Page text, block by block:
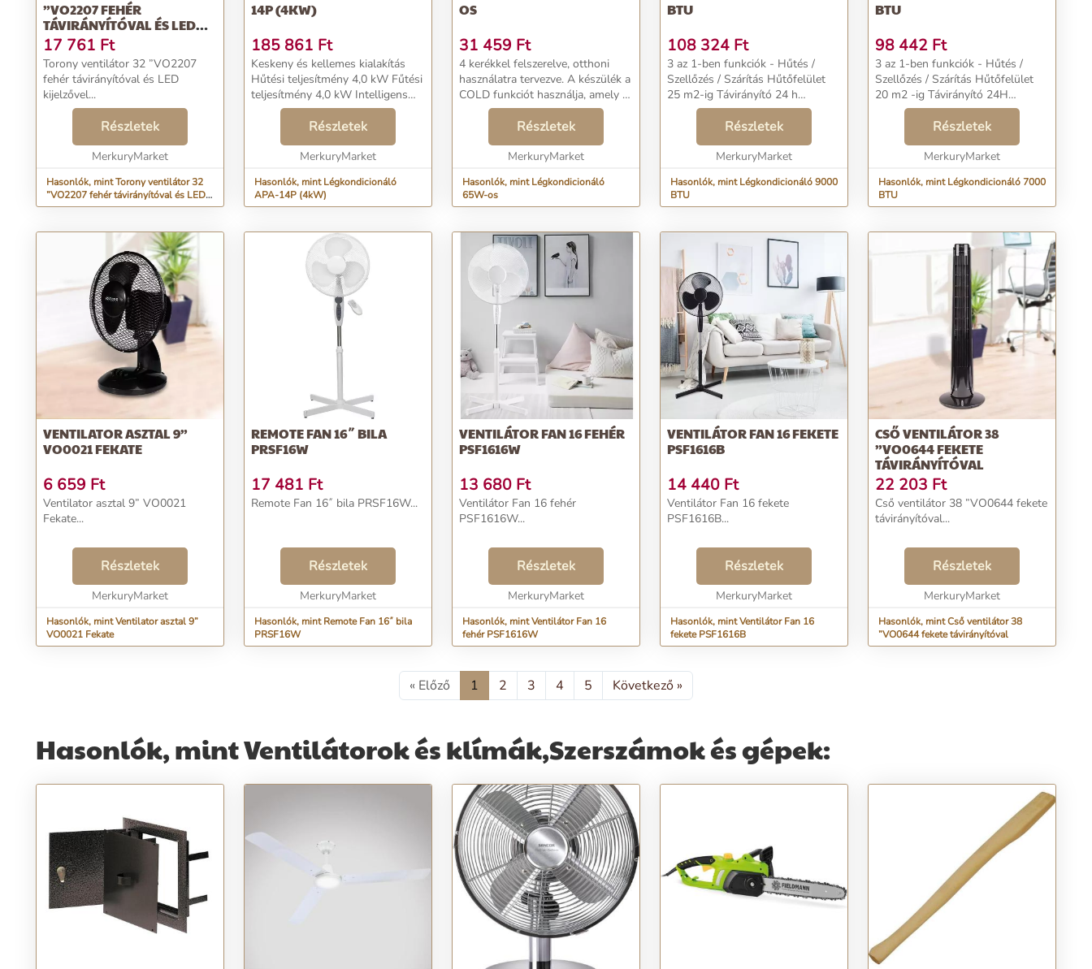
”VO2207 FEHÉR
TÁVIRÁNYÍTÓVAL ÉS LED
KIJELZŐVEL
17 761 Ft
Torony ventilátor 32 ”VO2207
fehér távirányítóval és LED
kijelzővel...
Részletek
MerkuryMarket
Hasonlók, mint Torony ventilátor 32
”VO2207 fehér távirányítóval és LED
kijelzővel
14P (4KW)
185 861 Ft
Keskeny és kellemes kialakítás
Hűtési teljesítmény 4,0 kW Fűtési
teljesítmény 4,0 kW Intelligens
párátlanítás Ventilátor funkció 30–
40 m2-es helyiségekhez optimális
LED kijelző A légáram kézi b...
Részletek
MerkuryMarket
Hasonlók, mint Légkondicionáló
APA-14P (4kW)
OS
31 459 Ft
4 kerékkel felszerelve, otthoni
használatra tervezve. A készülék a
COLD funkciót használja, amely a
forró napokon további hűtést
biztosít. Ehhez 2 tartály/betét
Részletek
MerkuryMarket
Hasonlók, mint Légkondicionáló
65W-os
BTU
108 324 Ft
3 az 1-ben funkciók - Hűtés /
Szellőzés / Szárítás Hűtőfelület
25 m2-ig Távirányító 24 h
program...
Részletek
MerkuryMarket
Hasonlók, mint Légkondicionáló 9000
BTU
BTU
98 442 Ft
3 az 1-ben funkciók - Hűtés /
Szellőzés / Szárítás Hűtőfelület
20 m2 -ig Távirányító 24H
program...
Részletek
MerkuryMarket
Hasonlók, mint Légkondicionáló 7000
BTU
VENTILATOR ASZTAL 9”
VO0021 FEKATE
6 659 Ft
Ventilator asztal 9” VO0021
Fekate...
Részletek
MerkuryMarket
Hasonlók, mint Ventilator asztal 9”
VO0021 Fekate
REMOTE FAN 16˝ BILA
PRSF16W
17 481 Ft
Remote Fan 16˝ bila PRSF16W...
Részletek
MerkuryMarket
Hasonlók, mint Remote Fan 16˝ bila
PRSF16W
VENTILÁTOR FAN 16 FEHÉR
PSF1616W
13 680 Ft
Ventilátor Fan 16 fehér
PSF1616W...
Részletek
MerkuryMarket
Hasonlók, mint Ventilátor Fan 16
fehér PSF1616W
VENTILÁTOR FAN 16 FEKETE
PSF1616B
14 440 Ft
Ventilátor Fan 16 fekete
PSF1616B...
Részletek
MerkuryMarket
Hasonlók, mint Ventilátor Fan 16
fekete PSF1616B
CSŐ VENTILÁTOR 38
”VO0644 FEKETE
TÁVIRÁNYÍTÓVAL
22 203 Ft
Cső ventilátor 38 ”VO0644 fekete
távirányítóval...
Részletek
MerkuryMarket
Hasonlók, mint Cső ventilátor 38
”VO0644 fekete távirányítóval
« Előző 1 2 3 4 5 Következő »
Hasonlók, mint Ventilátorok és klímák,Szerszámok és gépek: